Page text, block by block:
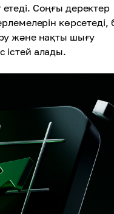
Соңғы деректер
көрсетеді,
және нақты шығу
істей алады.